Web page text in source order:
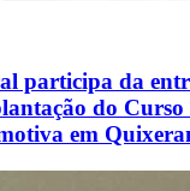
participa da
do Curso
em